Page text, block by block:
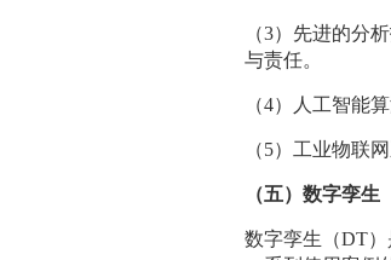
（3）先进的分
与责任。
（4）人工智能
（5）工业物联
（五）数字孪生
数字孪生（DT